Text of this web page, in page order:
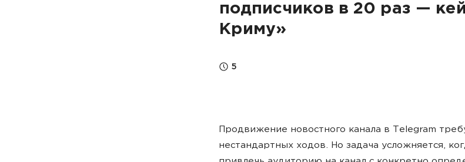
подписчиков в 20 раз —
Криму»
5
Продвижение новостного канала в Telegram
нестандартных ходов. Но задача усложняется,